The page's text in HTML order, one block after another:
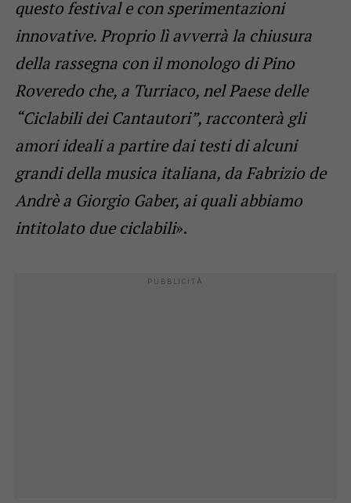
questo festival e con sperimentazioni
innovative. Proprio lì avverrà la chiusura
della rassegna con il monologo di Pino
Roveredo che, a Turriaco, nel Paese delle
“Ciclabili dei Cantautori”, racconterà gli
amori ideali a partire dai testi di alcuni
grandi della musica italiana, da Fabrizio de
Andrè a Giorgio Gaber, ai quali abbiamo
intitolato due ciclabili».